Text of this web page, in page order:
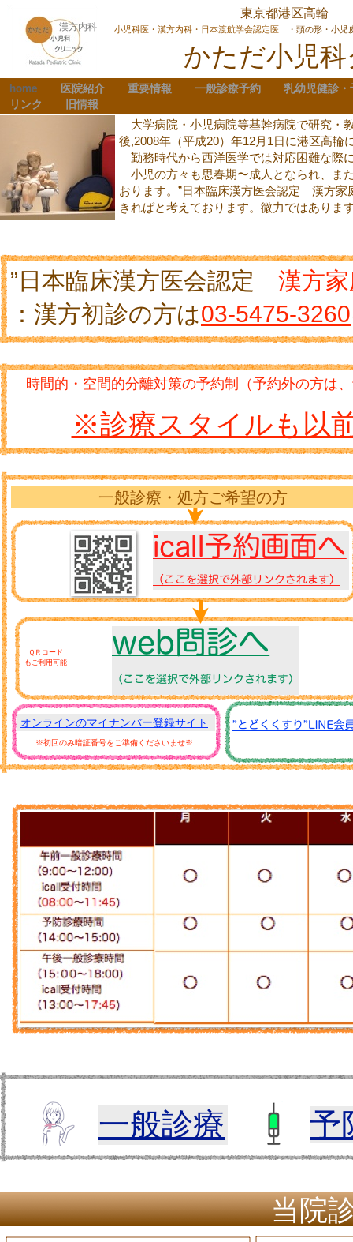
東京都港区高輪
小児科医・漢方内科・日本渡航学会認定医 ・頭の形・小
かただ小児
漢方内科
home 医院紹介 重要情報 一般診療予約
乳幼児健診
リンク
旧情報
大学病院・小児病院等基幹病院で研究・
後,2008年（平成20）年12月1日に港区高
勤務時代から西洋医学では対応困難な際
小児の方々も思春期〜成人となられ、ま
おります。”日本臨床漢方医会認定 漢方家
きればと考えております。微力ではありま
当院
ＱＲコード
もご利用可能
一般診療・処方ご希望の方
予
一般診療
オンラインのマイナンバー登録サイト
※初回のみ暗証番号をご準備くださいませ※
時間的・空間的分離対策の予約制（予約外の方は
※診療スタイルも以
”日本臨床漢方医会認定 漢方
：漢方初診の方は03-5475-3260